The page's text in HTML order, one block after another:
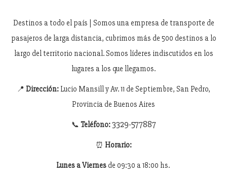
Destinos a todo el país | Somos una empresa de transporte de
pasajeros de larga distancia, cubrimos más de 500 destinos a lo
largo del territorio nacional. Somos líderes indiscutidos en los
lugares a los que llegamos.
📍 Dirección: Lucio Mansill y Av. 11 de Septiembre, San Pedro,
Provincia de Buenos Aires
📞 Teléfono:3329-577887
⏰ Horario:
Lunes a Viernesde 09:30 a 18:00 hs.